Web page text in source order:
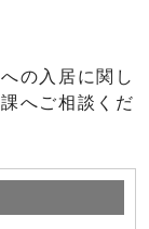
の入居に関し
へご相談くだ